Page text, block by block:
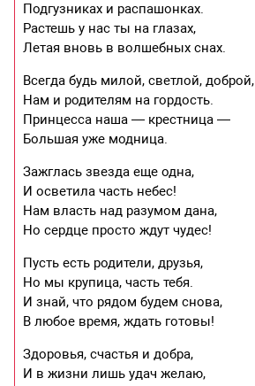
Подгузниках и распашонках.
Растешь у нас ты на глазах,
Летая вновь в волшебных снах.
Всегда будь милой, светлой, доброй,
Нам и родителям на гордость.
Принцесса наша — крестница —
Большая уже модница.
Зажглась звезда еще одна,
И осветила часть небес!
Нам власть над разумом дана,
Но сердце просто ждут чудес!
Пусть есть родители, друзья,
Но мы крупица, часть тебя.
И знай, что рядом будем снова,
В любое время, ждать готовы!
Здоровья, счастья и добра,
И в жизни лишь удач желаю,